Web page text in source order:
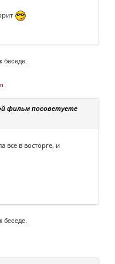
беседе.
фильм посоветуете
все в восторге, и
беседе.